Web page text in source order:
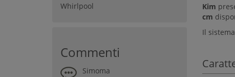
Kim
cm
Il
Whirlpool
Commenti
Simoma